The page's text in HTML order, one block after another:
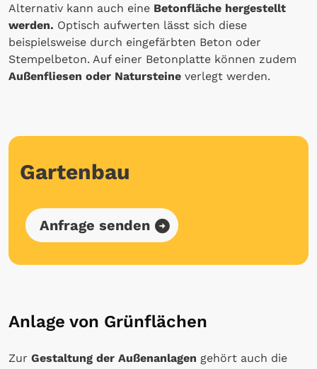
Alternativ kann auch eine Betonfläche hergestellt
werden. Optisch aufwerten lässt sich diese
beispielsweise durch eingefärbten Beton oder
Stempelbeton. Auf einer Betonplatte können zudem
Außenfliesen oder Natursteine verlegt werden.
Gartenbau
Anfrage senden
Anlage von Grünflächen
Zur Gestaltung der Außenanlagen gehört auch die